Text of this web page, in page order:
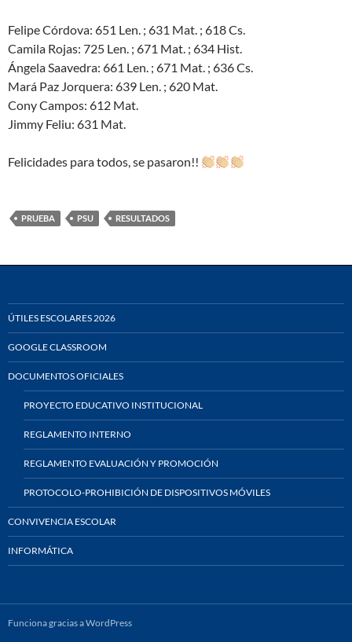
Felipe Córdova: 651 Len. ; 631 Mat. ; 618 Cs.
Camila Rojas: 725 Len. ; 671 Mat. ; 634 Hist.
Ángela Saavedra: 661 Len. ; 671 Mat. ; 636 Cs.
Mará Paz Jorquera: 639 Len. ; 620 Mat.
Cony Campos: 612 Mat.
Jimmy Feliu: 631 Mat.
Felicidades para todos, se pasaron!!
PRUEBA PSU RESULTADOS
ÚTILES ESCOLARES 2026
GOOGLE CLASSROOM
DOCUMENTOS OFICIALES
PROYECTO EDUCATIVO INSTITUCIONAL
REGLAMENTO INTERNO
REGLAMENTO EVALUACIÓN Y PROMOCIÓN
PROTOCOLO-PROHIBICIÓN DE DISPOSITIVOS MÓVILES
CONVIVENCIA ESCOLAR
INFORMÁTICA
Funciona gracias a WordPress